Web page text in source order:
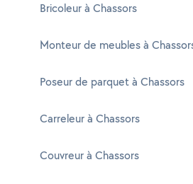
Bricoleur à Chassors
Monteur de meubles à
Poseur de parquet à Chassors
Carreleur à Chassors
Couvreur à Chassors